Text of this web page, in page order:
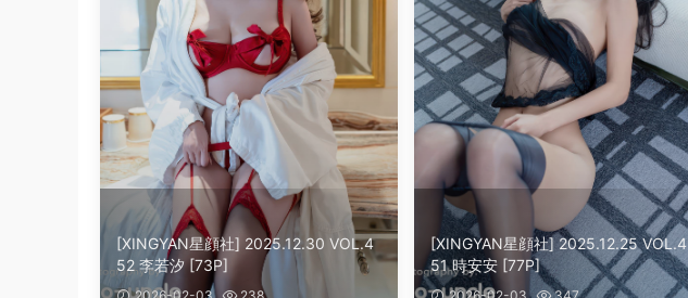
[XINGYAN星顔社] 2025.12.30 VOL.4
52 李若汐 [73P]
[XINGYAN星顔社] 2025.12.25 VOL.4
51 時安安 [77P]